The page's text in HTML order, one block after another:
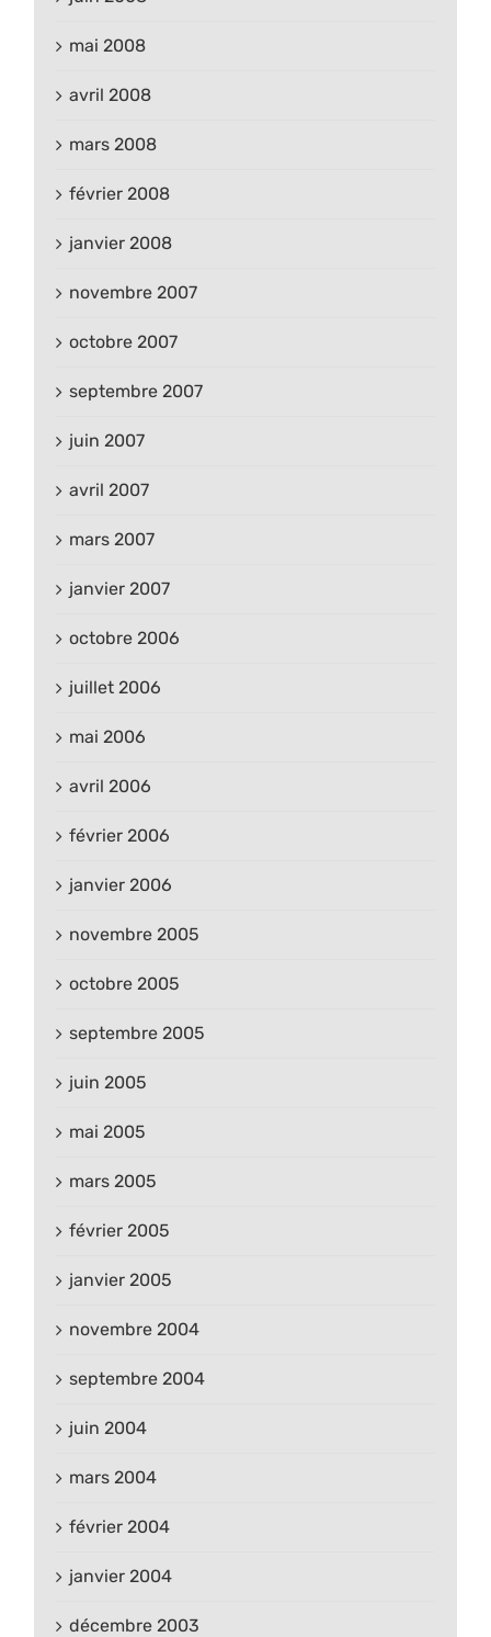
mai 2008
avril 2008
mars 2008
février 2008
janvier 2008
novembre 2007
octobre 2007
septembre 2007
juin 2007
avril 2007
mars 2007
janvier 2007
octobre 2006
juillet 2006
mai 2006
avril 2006
février 2006
janvier 2006
novembre 2005
octobre 2005
septembre 2005
juin 2005
mai 2005
mars 2005
février 2005
janvier 2005
novembre 2004
septembre 2004
juin 2004
mars 2004
février 2004
janvier 2004
décembre 2003